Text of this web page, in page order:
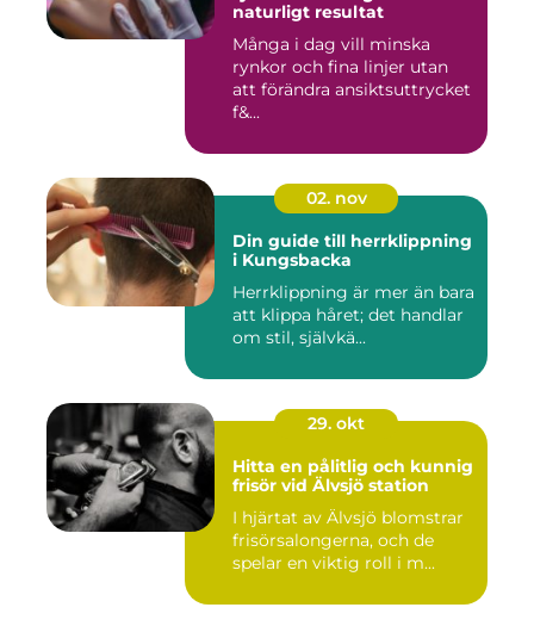
naturligt resultat
Många i dag vill minska
rynkor och fina linjer utan
att förändra ansiktsuttrycket
f&...
02. nov
Din guide till herrklippning
i Kungsbacka
Herrklippning är mer än bara
att klippa håret; det handlar
om stil, självkä...
29. okt
Hitta en pålitlig och kunnig
frisör vid Älvsjö station
I hjärtat av Älvsjö blomstrar
frisörsalongerna, och de
spelar en viktig roll i m...